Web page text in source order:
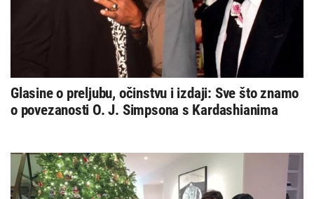
Glasine o preljubu, očinstvu i izdaji: Sve što znamo
o povezanosti O. J. Simpsona s Kardashianima